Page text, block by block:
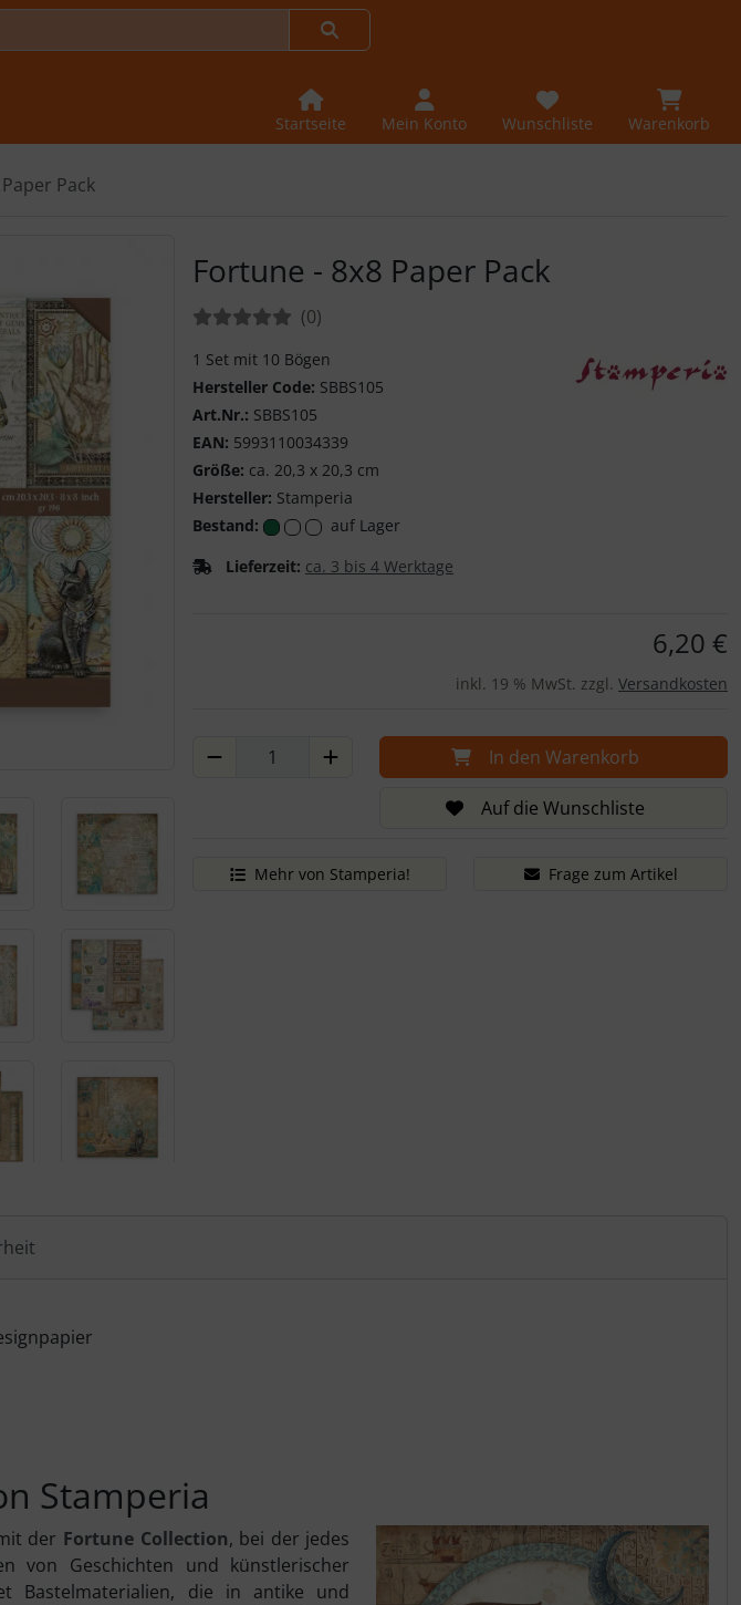
Startseite Mein Konto Wunschliste Warenkorb
Pack
Fortune - 8x8 Paper Pack
Bewertungen:(0Bewertungen
)
1 Set mit 10 Bögen
Hersteller Code: SBBS105
Art.Nr.: SBBS105
EAN: 5993110034339
Größe: ca. 20,3 x 20,3 cm
Hersteller: Stamperia
Bestand:
auf Lager
Lieferzeit: ca. 3 bis 4 Werktage
6,20 €
inkl. 19 % MwSt. zzgl. Versandkosten
In den Warenkorb
Auf die Wunschliste
Mehr von Stamperia! Frage zum Artikel
Stamperia
der Fortune Collection, bei der jedes
von Geschichten und künstlerischer
Bastelmaterialien, die in antike und